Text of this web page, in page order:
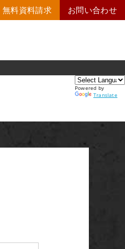
無料資料請求 お問い合わせ
Powered by
Translate